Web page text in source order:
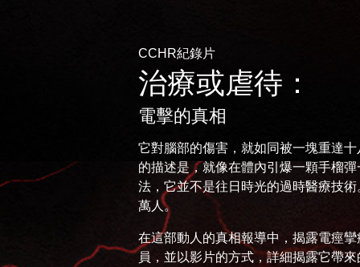
CCHR紀錄片
治療或虐待：
電擊的真相
它對腦部的傷害，就如同被一塊重達
的描述是，就像在體內引爆一顆手榴
法，它並不是往日時光的過時醫療技
萬人。
在這部動人的真相報導中，揭露電痙
員，並以影片的方式，詳細揭露它帶來